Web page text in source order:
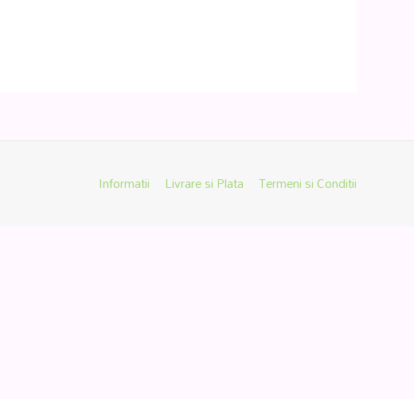
Informatii Livrare si Plata Termeni si Conditii